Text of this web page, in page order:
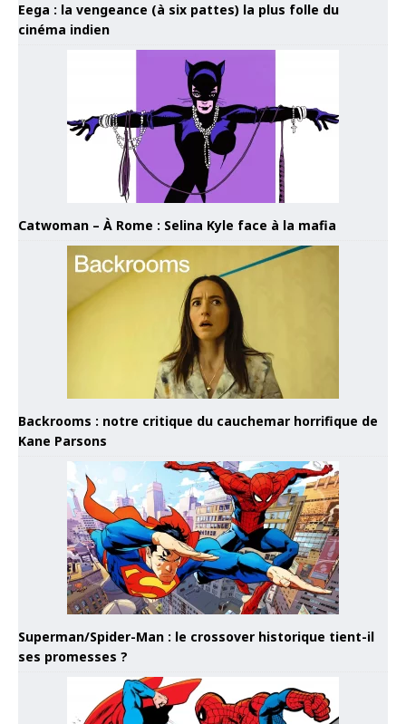
Eega : la vengeance (à six pattes) la plus folle du
cinéma indien
Catwoman – À Rome : Selina Kyle face à la mafia
Backrooms : notre critique du cauchemar horrifique de
Kane Parsons
Superman/Spider-Man : le crossover historique tient-il
ses promesses ?